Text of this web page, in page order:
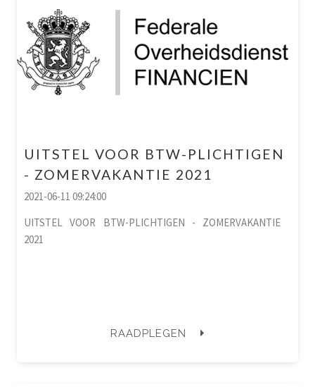
UITSTEL VOOR BTW-PLICHTIGEN
- ZOMERVAKANTIE 2021
2021-06-11 09:24:00
UITSTEL VOOR BTW-PLICHTIGEN - ZOMERVAKANTIE
2021
RAADPLEGEN